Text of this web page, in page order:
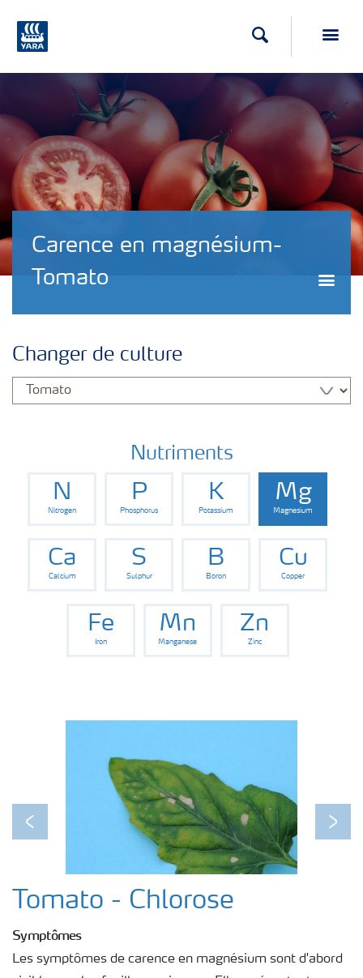
Recherche
Carence en magnésium-
Tomato
Changer de culture
Nutriments
N
Nitrogen
P
Phosphorus
K
Potassium
Mg
Magnesium
Ca
Calcium
S
Sulphur
B
Boron
Cu
Copper
Fe
Iron
Mn
Manganese
Zn
Zinc
Previous Next
Tomato - Chlorose
Symptômes
Les symptômes de carence en magnésium sont d'abord